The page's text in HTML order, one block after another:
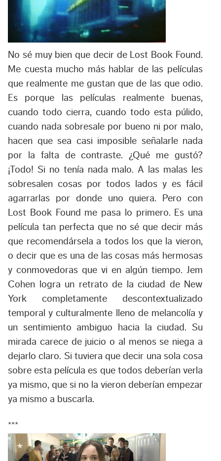
No sé muy bien que decir de Lost Book Found.
Me cuesta mucho más hablar de las películas
que realmente me gustan que de las que odio.
Es porque las películas realmente buenas,
cuando todo cierra, cuando todo esta púlido,
cuando nada sobresale por bueno ni por malo,
hacen que sea casi imposible señalarle nada
por la falta de contraste. ¿Qué me gustó?
¡Todo! Si no tenía nada malo. A las malas les
sobresalen cosas por todos lados y es fácil
agarrarlas por donde uno quiera. Pero con
Lost Book Found me pasa lo primero. Es una
película tan perfecta que no sé que decir más
que recomendársela a todos los que la vieron,
o decir que es una de las cosas más hermosas
y conmovedoras que vi en algún tiempo. Jem
Cohen logra un retrato de la ciudad de New
York completamente descontextualizado
temporal y culturalmente lleno de melancolía y
un sentimiento ambiguo hacia la ciudad. Su
mirada carece de juicio o al menos se niega a
dejarlo claro. Si tuviera que decir una sola cosa
sobre esta película es que todos deberían verla
ya mismo, que si no la vieron deberían empezar
ya mismo a buscarla.
***